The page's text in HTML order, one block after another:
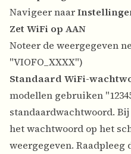
Navigeer naar
Zet WiFi op AAN
Noteer de weergegeven
"VIOFO_XXXX")
Standaard WiFi-
modellen gebruiken
standaardwachtwoord.
het wachtwoord op het
weergegeven.